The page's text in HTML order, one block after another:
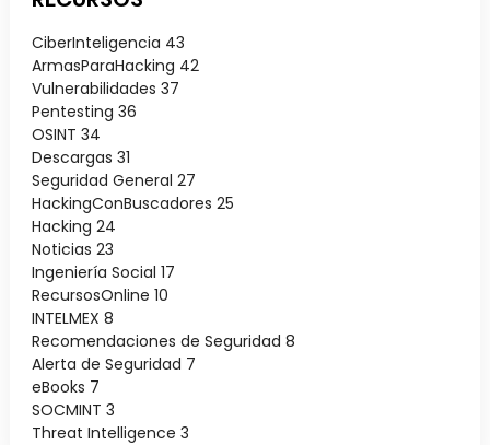
CiberInteligencia 43
ArmasParaHacking 42
Vulnerabilidades 37
Pentesting 36
OSINT 34
Descargas 31
Seguridad General 27
HackingConBuscadores 25
Hacking 24
Noticias 23
Ingeniería Social 17
RecursosOnline 10
INTELMEX 8
Recomendaciones de Seguridad 8
Alerta de Seguridad 7
eBooks 7
SOCMINT 3
Threat Intelligence 3